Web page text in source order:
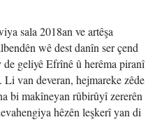
sala 2018an ve artêşa
wê dest danîn ser çend
geliyê Efrînê û herêma piranî
van deveran, hejmareke zêde
bi makîneyan rûbirûyî zererên
hêzên leşkerî yan di